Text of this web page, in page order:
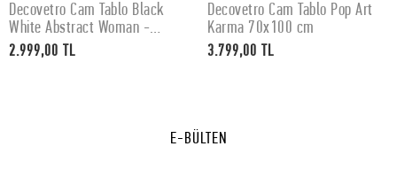
SEPETE EKLE
Decovetro Cam Tablo Black
White Abstract Woman -
50x70 cm
2.999,00 TL
SEPETE EKLE
Decovetro Cam Tablo Pop Art
Karma 70x100 cm
3.799,00 TL
E-BÜLTEN